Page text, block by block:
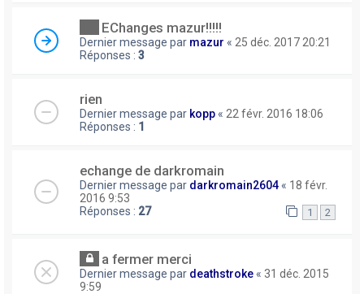
EChanges mazur!!!!!
Dernier message par mazur « 25 déc. 2017 20:21
Réponses : 3
rien
Dernier message par kopp « 22 févr. 2016 18:06
Réponses : 1
echange de darkromain
Dernier message par darkromain2604 « 18 févr.
2016 9:53
Réponses : 27 1 2
a fermer merci
Dernier message par deathstroke « 31 déc. 2015
9:59